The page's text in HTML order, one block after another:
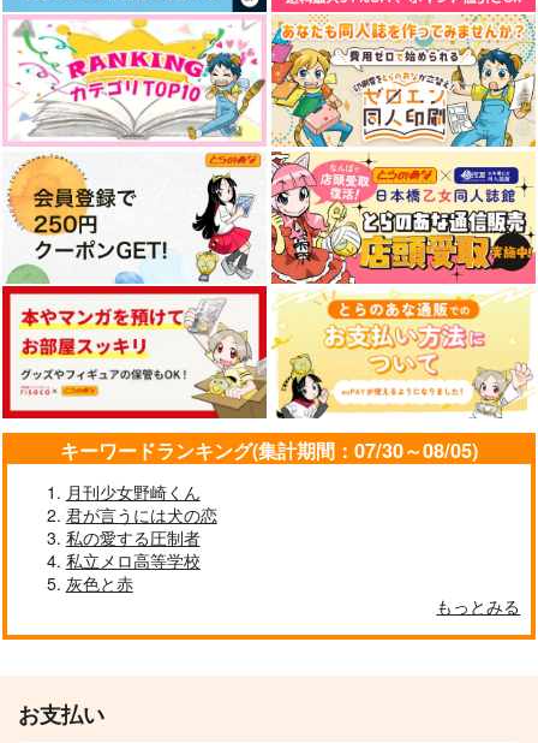
アイジョウ何パーセン
ト
すなぎも
330円 （税込）
サンプル
作品詳細
水底でも輝く
HEK
944円（税込）
碧棺左馬刻×白膠木簓
サンプル
アイカタアディクショ
ン！
爆裂いちご
944円（税込）
サンプル
つきひひととせ
ねぼけ布団
専売 787円（税込）
ヒプノシスマイク
躑躅森盧笙×白膠木簓
サンプル
カート
天使の笛は二度鳴らな
い
ルノマエ
専売 1,085円（税込）
ヒプノシスマイク
碧棺左馬刻×白膠木簓
サンプル
カート
君とともに歩む未来
キミが創ったボク
専売 817円（税込）
ヒプノシスマイク
白膠木簓×波羅夷空却
サンプル
カート
20mの長靴
専売 629円（税込）
ヒプノシスマイク
碧棺左馬刻×白膠木簓
西狭間
専売 1,100円（税込）
ひだまりかのじょ
秋の月夜と白木蓮
専売 1,320円（税込）
キーワードランキング(集計期間：07/30～08/05)
月刊少女野崎くん
君が言うには犬の恋
私の愛する圧制者
私立メロ高等学校
灰色と赤
もっとみる
お支払い